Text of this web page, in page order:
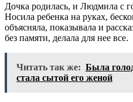
Дочка родилась, и Людмила с
Носила ребенка на руках,
объясняла, показывала и
без памяти, делала для нее все.
Читать так же: Была
стала сытой его женой